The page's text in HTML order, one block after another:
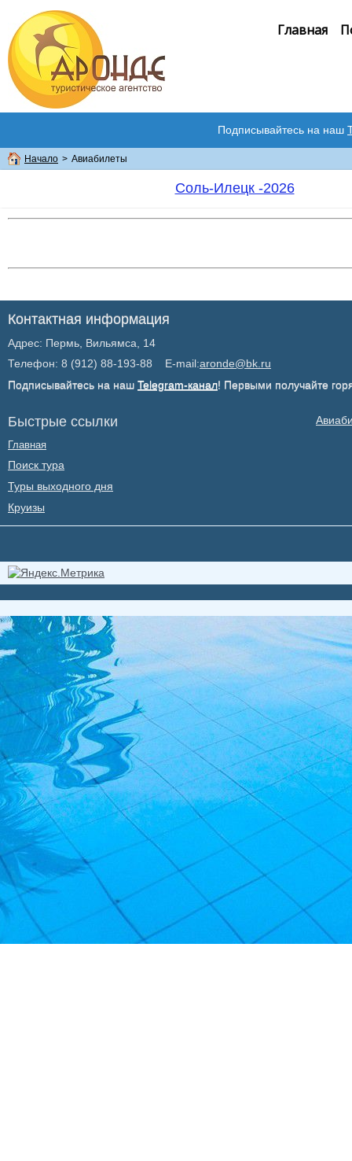
Главная
Подписывайтесь на наш
Начало > Авиабилеты
Соль-Илецк -2026
Контактная информация
Адрес: Пермь, Вильямса, 14
Телефон: 8 (912) 88-193-88 E-mail:aronde@bk.ru
Подписывайтесь на наш Telegram-канал! Первыми получайте
Быстрые ссылки
Главная
Поиск тура
Туры выходного дня
Круизы